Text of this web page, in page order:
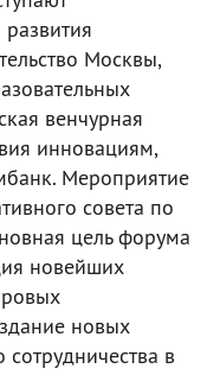
Москвы,
венчурная
инновациям,
Мероприятие
совета по
цель форума
новейших
новых
в